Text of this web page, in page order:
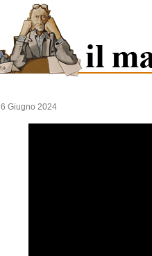
6 Giugno 2024